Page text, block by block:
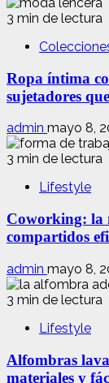
3 min de lectura
Ropa íntima
sujetadores
admin mayo 8,
3 min de lectura
Lifestyle
Coworking: la
compartidos
admin mayo 8,
3 min de lectura
Lifestyle
Alfombras
materiales y